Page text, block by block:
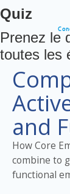
and
How Core
combine to
functional
Quiz
Prenez le
toutes les